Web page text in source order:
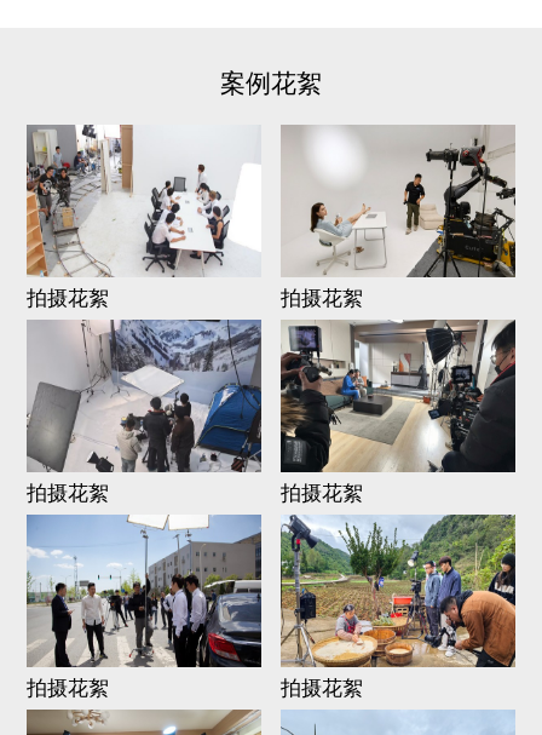
案例花絮
拍摄花絮 拍摄花絮
拍摄花絮 拍摄花絮
拍摄花絮 拍摄花絮